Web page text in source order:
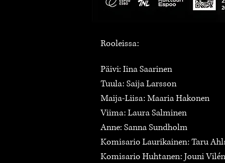
Rooleissa:
Päivi: Iina Saarinen
Tuula: Saija Larsson
Maija-Liisa: Maaria Hakonen
Viima: Laura Salminen
Anne: Sanna Sundholm
Komisario Laurikainen: Taru
Komisario Huhtanen: Jouni Vilén